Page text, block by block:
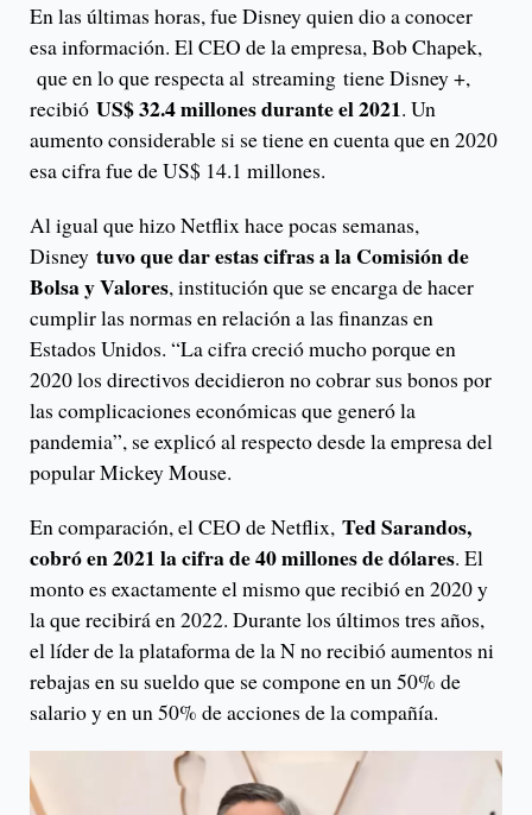
En las últimas horas, fue Disney quien dio a conocer
esa información. El CEO de la empresa, Bob Chapek,
que en lo que respecta al streaming tiene Disney +,
recibió US$ 32.4 millones durante el 2021. Un
aumento considerable si se tiene en cuenta que en 2020
esa cifra fue de US$ 14.1 millones.
Al igual que hizo Netflix hace pocas semanas,
Disney tuvo que dar estas cifras a la Comisión de
Bolsa y Valores, institución que se encarga de hacer
cumplir las normas en relación a las finanzas en
Estados Unidos. “La cifra creció mucho porque en
2020 los directivos decidieron no cobrar sus bonos por
las complicaciones económicas que generó la
pandemia”, se explicó al respecto desde la empresa del
popular Mickey Mouse.
En comparación, el CEO de Netflix, Ted Sarandos,
cobró en 2021 la cifra de 40 millones de dólares. El
monto es exactamente el mismo que recibió en 2020 y
la que recibirá en 2022. Durante los últimos tres años,
el líder de la plataforma de la N no recibió aumentos ni
rebajas en su sueldo que se compone en un 50% de
salario y en un 50% de acciones de la compañía.